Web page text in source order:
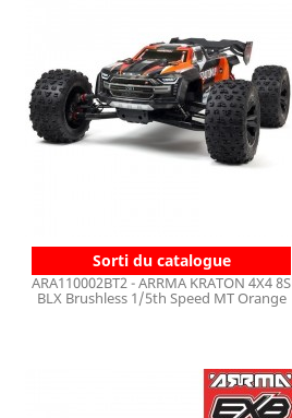
Sorti du catalogue
ARA110002BT2 - ARRMA KRATON 4X4 8S
BLX Brushless 1/5th Speed MT Orange